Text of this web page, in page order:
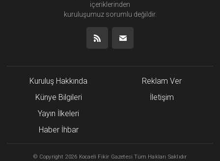
içeriklerinden
kuruluşumuz sorumlu değildir.
Kuruluş Hakkında
Künye Bilgileri
Yayın İlkeleri
Haber İhbar
Reklam Ver
İletişim
© Copyright 2026 Kocaeli Fikir Gazetesi Tüm Hakları Saklıdır